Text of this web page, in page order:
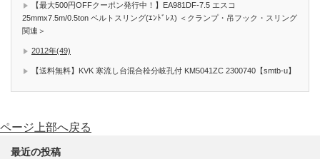
【最大500円OFFクーポン発行中！】EA981DF-7.5 エスコ
25mmx7.5m/0.5ton ベルトスリング(ｴﾝﾄﾞﾚｽ) ＜クランプ・吊フック・スリング
関連＞
2012年(49)
【送料無料】KVK 寒流し台混合栓分岐孔付 KM5041ZC 2300740【smtb-u】
ページ上部へ戻る
最近の投稿